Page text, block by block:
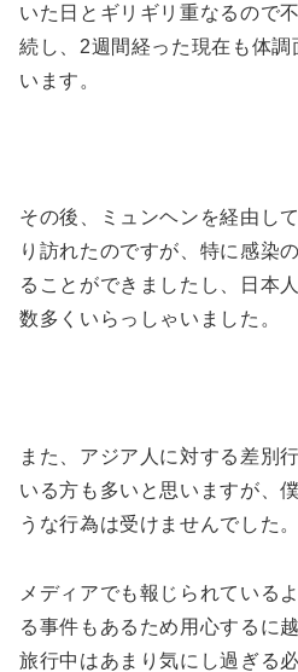
いた日とギリギリ重なるので
続し、2週間経った現在も体
います。
その後、ミュンヘンを経由し
り訪れたのですが、特に感染
ることができましたし、日本
数多くいらっしゃいました。
また、アジア人に対する差別
いる方も多いと思いますが、
うな行為は受けませんでした。
メディアでも報じられている
る事件もあるため用心するに
旅行中はあまり気にし過ぎる